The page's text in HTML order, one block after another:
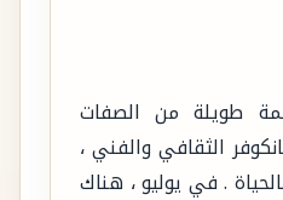
طويلة من الصفات
الثقافي والفني ،
. في يوليو ، هناك